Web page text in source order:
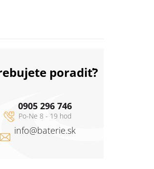
poradiť?
info@baterie.sk
0905 296 746